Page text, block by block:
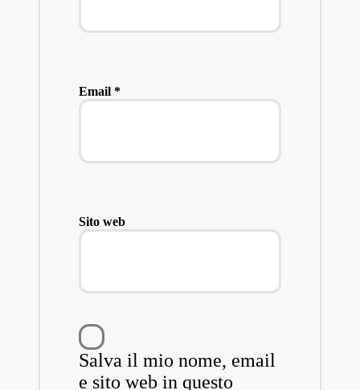
Email *
Sito web
Salva il mio nome, email
e sito web in questo